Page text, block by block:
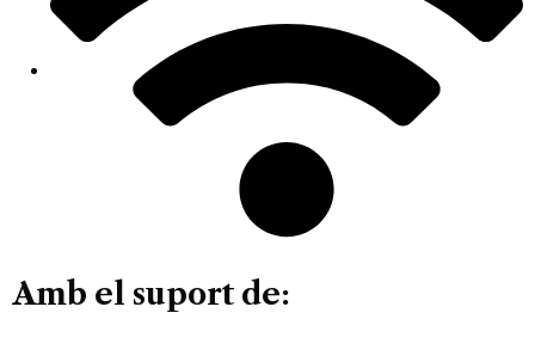
Amb el suport de: